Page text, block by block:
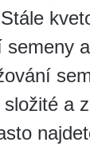
semeny
složité a